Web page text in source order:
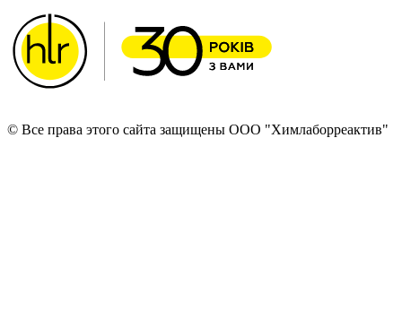
© Все права этого сайта защищены ООО "Химлаборреактив"